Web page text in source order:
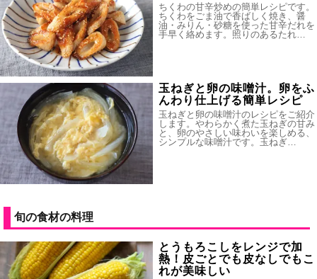
ちくわの甘辛炒めの簡単レシピです。
ちくわをごま油で香ばしく焼き、醤
油・みりん・砂糖を使った甘辛だれを
手早く絡めます。照りのあるたれ…
玉ねぎと卵の味噌汁。卵をふ
んわり仕上げる簡単レシピ
玉ねぎと卵の味噌汁のレシピをご紹介
します。やわらかく煮た玉ねぎの甘み
と、卵のやさしい味わいを楽しめる、
シンプルな味噌汁です。玉ねぎ…
旬の食材の料理
とうもろこしをレンジで加
熱！皮ごとでも皮なしでもこ
れが美味しい